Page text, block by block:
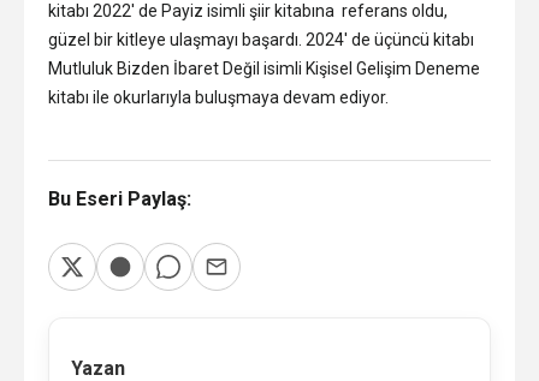
kitabı 2022′ de Payiz isimli şiir kitabına referans oldu,
güzel bir kitleye ulaşmayı başardı. 2024′ de üçüncü kitabı
Mutluluk Bizden İbaret Değil isimli Kişisel Gelişim Deneme
kitabı ile okurlarıyla buluşmaya devam ediyor.
Bu Eseri Paylaş:
Yazan